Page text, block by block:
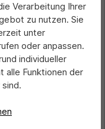
0 von 5 Sternen
PVC,
Verarbeitung Ihrer
zu nutzen. Sie
unter
oder anpassen.
individueller
alle Funktionen der